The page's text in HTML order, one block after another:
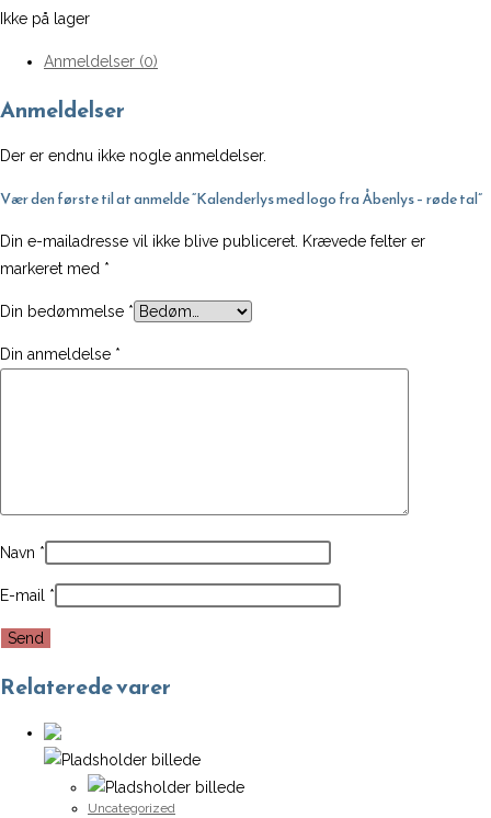
Ikke på lager
Anmeldelser (0)
Anmeldelser
Der er endnu ikke nogle anmeldelser.
Vær den første til at anmelde “Kalenderlys med logo fra Åbenlys – røde tal”
Din e-mailadresse vil ikke blive publiceret. Krævede felter er
markeret med *
Din bedømmelse *
Din anmeldelse *
Navn *
E-mail *
Relaterede varer
Uncategorized